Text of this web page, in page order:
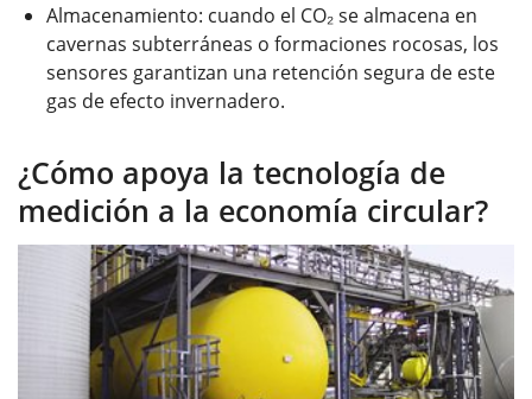
Almacenamiento: cuando el CO₂ se almacena en
cavernas subterráneas o formaciones rocosas, los
sensores garantizan una retención segura de este
gas de efecto invernadero.
¿Cómo apoya la tecnología de
medición a la economía circular?